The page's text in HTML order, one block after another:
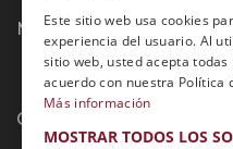
Métodos de Pago:
Contacto:
Este sitio web usa cookies
experiencia del usuario. Al
sitio web, usted acepta todas
acuerdo con nuestra Política
Más información
MOSTRAR TODOS LOS